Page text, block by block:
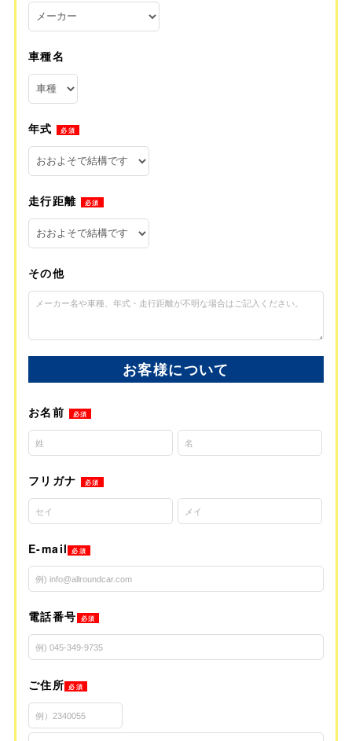
車種名
年式 必須
走行距離 必須
その他
お客様について
お名前 必須
フリガナ 必須
E-mail 必須
電話番号 必須
ご住所 必須